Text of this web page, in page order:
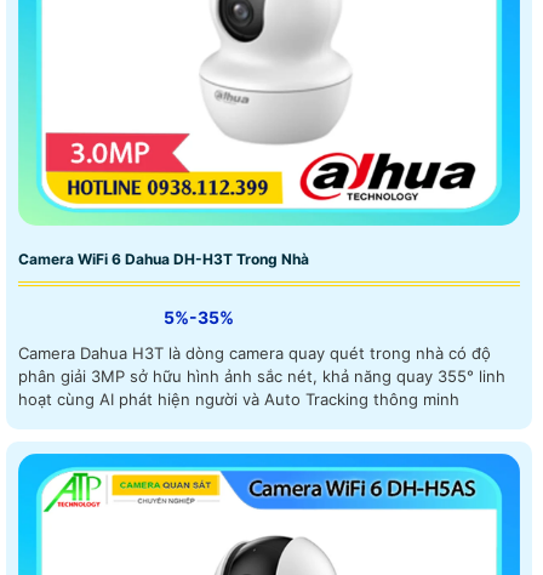
Camera WiFi 6 Dahua DH-H3T Trong Nhà
5%-35%
Camera Dahua H3T là dòng camera quay quét trong nhà có độ
phân giải 3MP sở hữu hình ảnh sắc nét, khả năng quay 355° linh
hoạt cùng AI phát hiện người và Auto Tracking thông minh